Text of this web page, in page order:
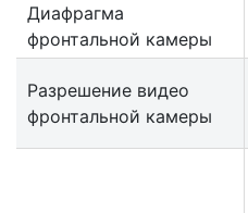
Диафрагма
фронтальной камеры
Разрешение видео
фронтальной камеры